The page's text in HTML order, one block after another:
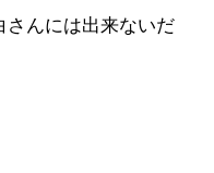
さんには出来ないだ